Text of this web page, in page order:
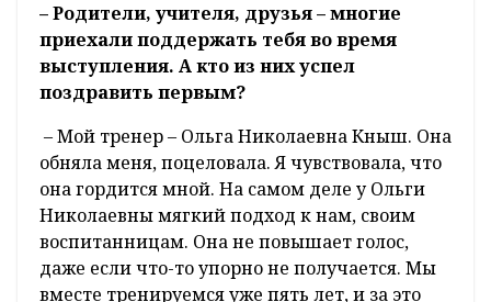
– Родители, учителя, друзья – многие
приехали поддержать тебя во время
выступления. А кто из них успел
поздравить первым?
– Мой тренер – Ольга Николаевна Кныш. Она
обняла меня, поцеловала. Я чувствовала, что
она гордится мной. На самом деле у Ольги
Николаевны мягкий подход к нам, своим
воспитанницам. Она не повышает голос,
даже если что-то упорно не получается. Мы
вместе тренируемся уже пять лет, и за это